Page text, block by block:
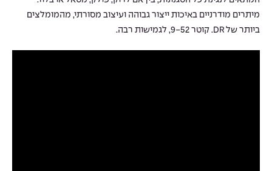
מיתרים מודרניים באיכות ייצור גבוהה ועיצוב מסורתי, מהמומלצים
ביותר של DR. קוטר 9-52, לגמישות רבה.